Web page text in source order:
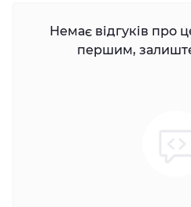
Немає відгуків про
першим, залиште